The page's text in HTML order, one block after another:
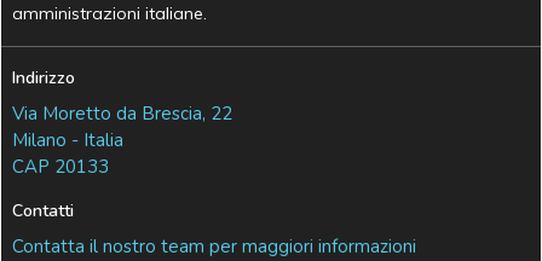
amministrazioni italiane.
Indirizzo
Via Moretto da Brescia, 22
Milano - Italia
CAP 20133
Contatti
Contatta il nostro team per maggiori informazioni